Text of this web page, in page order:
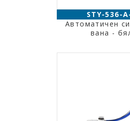
STY-536-
Автоматичен
вана -